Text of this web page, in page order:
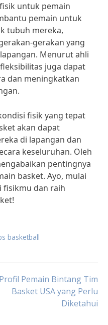
untuk pemain
pemain untuk
tubuh mereka,
gerakan yang
Menurut ahli
juga dapat
dan meningkatkan
fisik yang tepat
akan dapat
di lapangan dan
keseluruhan. Oleh
pentingnya
basket. Ayo, mulai
fisikmu dan raih
basketball
Profil Pemain Bintang Tim
Basket USA yang Perlu
Diketahui